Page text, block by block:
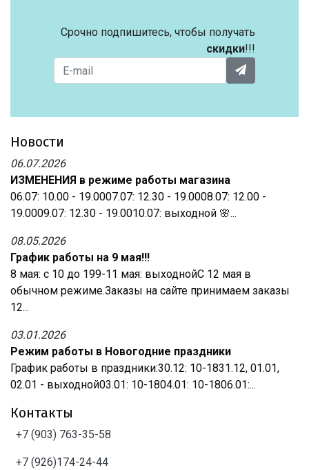
Срочно подпишитесь, чтобы получать
скидки!!!
Новости
06.07.2026
ИЗМЕНЕНИЯ в режиме работы магазина
06.07: 10.00 - 19.0007.07: 12.30 - 19.0008.07: 12.00 -
19.0009.07: 12.30 - 19.0010.07: выходной 🌸...
08.05.2026
График работы на 9 мая!!!
8 мая: с 10 до 199-11 мая: выходнойС 12 мая в
обычном режиме.Заказы на сайте принимаем заказы
12...
03.01.2026
Режим работы в Новогодние праздники
График работы в праздники:30.12: 10-1831.12, 01.01,
02.01 - выходной03.01: 10-1804.01: 10-1806.01:...
Контакты
+7 (903) 763-35-58
+7 (926)174-24-44